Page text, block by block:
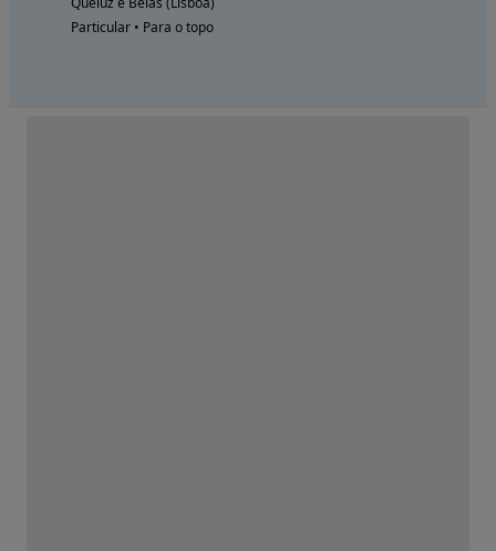
Particular • Para o topo